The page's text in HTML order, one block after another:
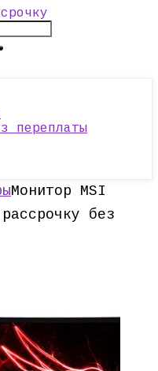
переплаты
Монитор MSI
без